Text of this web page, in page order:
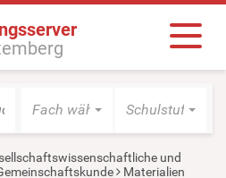
Fach wählen Schulstufe
und
Materialien